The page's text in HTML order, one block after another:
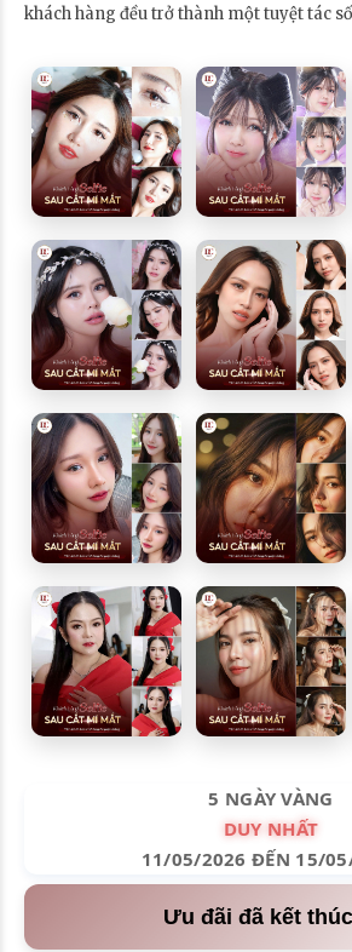
khách hàng đều trở thành một tuyệt tác
5 NGÀY VÀNG
DUY NHẤT
11/05/2026 ĐẾN 15/
Ưu đãi đã kết thúc